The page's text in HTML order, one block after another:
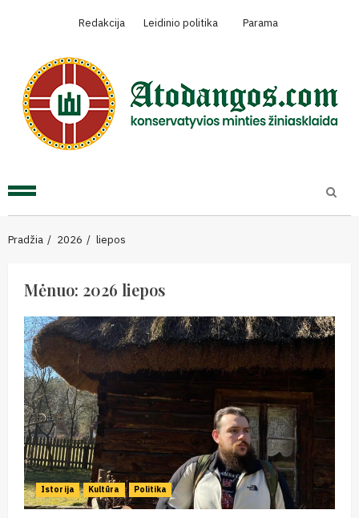
Redakcija Leidinio politika Parama
Primary
Pradžia 2026 liepos
Mėnuo: 2026 liepos
Istorija Kultūra Politika